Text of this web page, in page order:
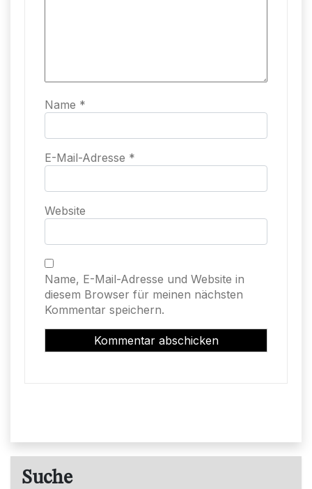
Name *
E-Mail-Adresse *
Website
Name, E-Mail-Adresse und Website in
diesem Browser für meinen nächsten
Kommentar speichern.
Suche